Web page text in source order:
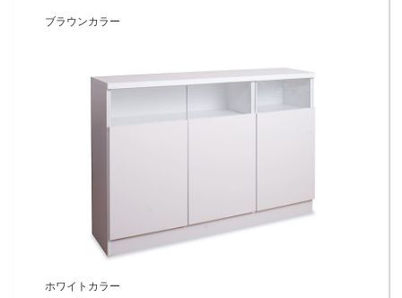
ブラウンカラー
ホワイトカラー